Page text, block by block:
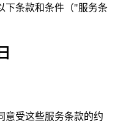
下条款和条件（"服务条
意受这些服务条款的约